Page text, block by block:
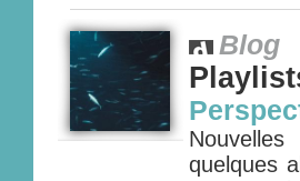
Blog
quelques